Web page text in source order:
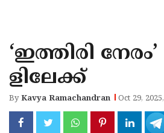
KANNUR
KASARAGOD
‘ഇത്തിരി
ളിലേക്ക്
ByKavya Ramachandran Oct 29,